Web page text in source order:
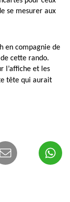
se mesurer aux
en compagnie de
cette rando.
l’affiche et les
tête qui aurait